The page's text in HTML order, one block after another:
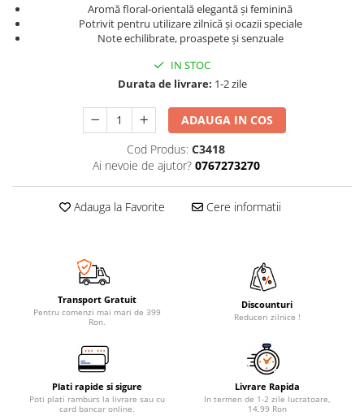
Aromă floral-orientală elegantă și feminină
Potrivit pentru utilizare zilnică și ocazii speciale
Note echilibrate, proaspete și senzuale
IN STOC
Durata de livrare: 1-2 zile
ADAUGA IN COS
Cod Produs: C3418
Ai nevoie de ajutor? 0767273270
Adauga la Favorite Cere informatii
Transport Gratuit
Pentru comenzi mai mari de 399
Ron.
Discounturi
Reduceri zilnice !
Plati rapide si sigure
Poti plati ramburs la livrare sau cu
card bancar online.
Livrare Rapida
In termen de 1-2 zile lucratoare,
14.99 Ron